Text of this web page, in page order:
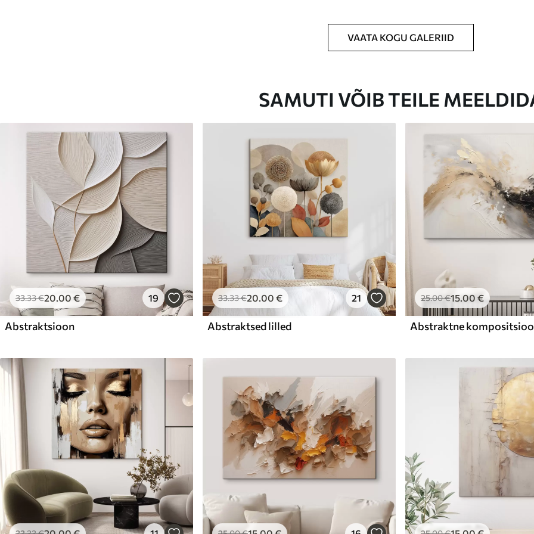
VAATA KOGU GALERIID
SAMUTI VÕIB TEILE
33.33€20.00 € 19
Abstraktsioon
33.33€20.00 € 21
Abstraktsed lilled
25.00€15.00 €